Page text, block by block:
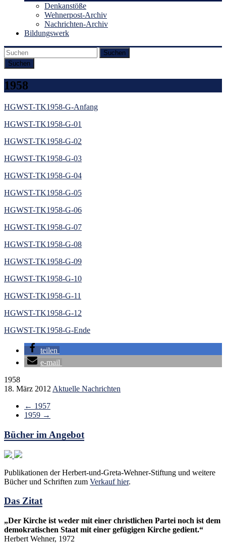
Denkanstöße
Wehnerpost-Archiv
Nachrichten-Archiv
Bildungswerk
Suchen
1958
HGWST-TK1958-G-Anfang
HGWST-TK1958-G-01
HGWST-TK1958-G-02
HGWST-TK1958-G-03
HGWST-TK1958-G-04
HGWST-TK1958-G-05
HGWST-TK1958-G-06
HGWST-TK1958-G-07
HGWST-TK1958-G-08
HGWST-TK1958-G-09
HGWST-TK1958-G-10
HGWST-TK1958-G-11
HGWST-TK1958-G-12
HGWST-TK1958-G-Ende
teilen
e-mail
1958
18. März 2012 Aktuelle Nachrichten
← 1957
1959 →
Bücher im Angebot
Publikationen der Herbert-und-Greta-Wehner-Stiftung und weitere
Bücher und Schriften zum Verkauf hier.
Das Zitat
„Der Kirche ist weder mit einer christlichen Partei noch ist dem
demokratischen Staat mit einer gefügigen Kirche gedient.“
Herbert Wehner, 1972